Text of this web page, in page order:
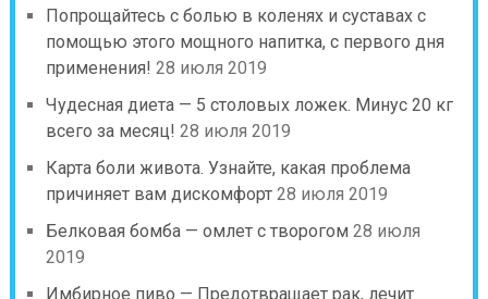
Попрощайтесь с болью в коленях и суставах с
помощью этого мощного напитка, с первого дня
применения! 28 июля 2019
Чудесная диета — 5 столовых ложек. Минус 20 кг
всего за месяц! 28 июля 2019
Карта боли живота. Узнайте, какая проблема
причиняет вам дискомфорт 28 июля 2019
Белковая бомба — омлет с творогом 28 июля
2019
Имбирное пиво — Предотвращает рак, лечит